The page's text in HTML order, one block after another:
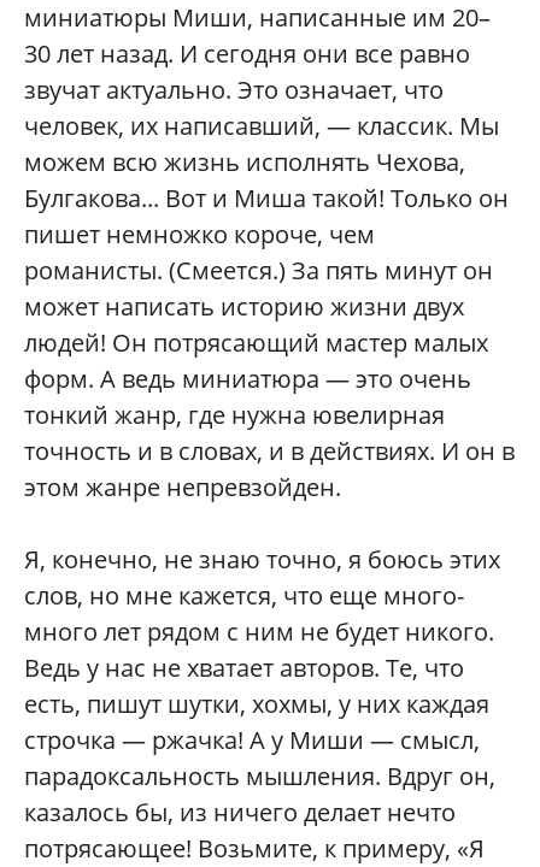
миниатюры Миши, написанные им 20–
30 лет назад. И сегодня они все равно
звучат актуально. Это означает, что
человек, их написавший, — классик. Мы
можем всю жизнь исполнять Чехова,
Булгакова... Вот и Миша такой! Только он
пишет немножко короче, чем
романисты. (Смеется.) За пять минут он
может написать историю жизни двух
людей! Он потрясающий мастер малых
форм. А ведь миниатюра — это очень
тонкий жанр, где нужна ювелирная
точность и в словах, и в действиях. И он в
этом жанре непревзойден.
Я, конечно, не знаю точно, я боюсь этих
слов, но мне кажется, что еще много-
много лет рядом с ним не будет никого.
Ведь у нас не хватает авторов. Те, что
есть, пишут шутки, хохмы, у них каждая
строчка — ржачка! А у Миши — смысл,
парадоксальность мышления. Вдруг он,
казалось бы, из ничего делает нечто
потрясающее! Возьмите, к примеру, «Я